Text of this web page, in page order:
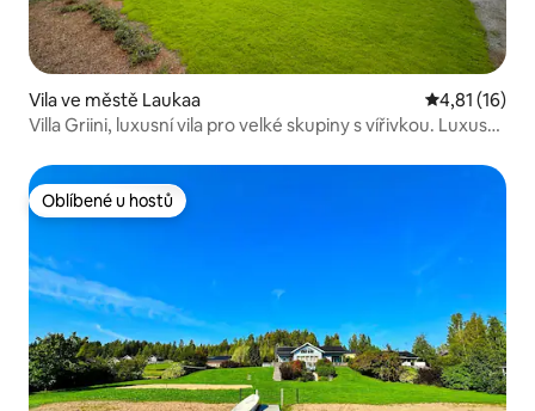
Vila ve městě Laukaa Průměrné
4,81 (16)
Villa Griini, luxusní vila pro velké skupiny s vířivkou. Luxusní
Oblíbené u hostů
Oblíbené u hostů